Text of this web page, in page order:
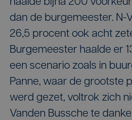
dan de burgemeester. N-
26,5 procent ook acht
Burgemeester haalde er
een scenario zoals in
Panne, waar de grootste
werd gezet, voltrok zich
Vanden Bussche te